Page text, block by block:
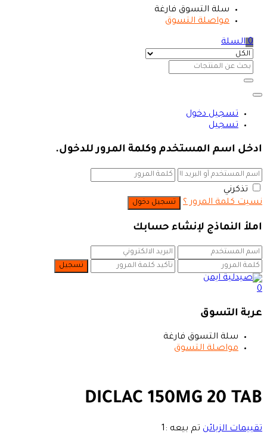
سلة التسوق فارغة
مواصلة التسوق
0 السلة
تسجيل دخول
تسجيل
ادخل اسم المستخدم وكلمة المرور للدخول.
تذكرني
نسيت كلمة المرور ؟
املأ النماذج لإنشاء حسابك
0
عربة التسوق
سلة التسوق فارغة
مواصلة التسوق
DICLAC 150MG 20 TAB
تقييمات الزبائن تم بيعه : 1